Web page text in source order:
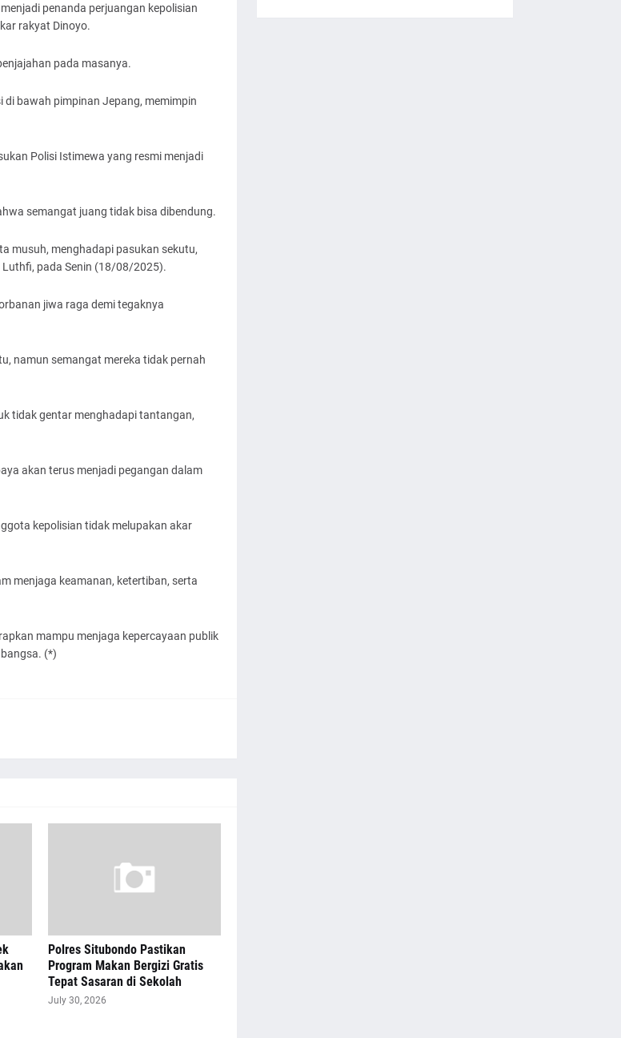
penanda perjuangan kepolisian
rakyat Dinoyo.
pada masanya.
di bawah pimpinan Jepang, memimpin
Polisi Istimewa yang resmi menjadi
semangat juang tidak bisa dibendung.
musuh, menghadapi pasukan sekutu,
Luthfi, pada Senin (18/08/2025).
jiwa raga demi tegaknya
namun semangat mereka tidak pernah
tidak gentar menghadapi tantangan,
akan terus menjadi pegangan dalam
kepolisian tidak melupakan akar
menjaga keamanan, ketertiban, serta
mampu menjaga kepercayaan publik
(*)
Polres Situbondo Pastikan
Program Makan Bergizi Gratis
Tepat Sasaran di Sekolah
July 30, 2026